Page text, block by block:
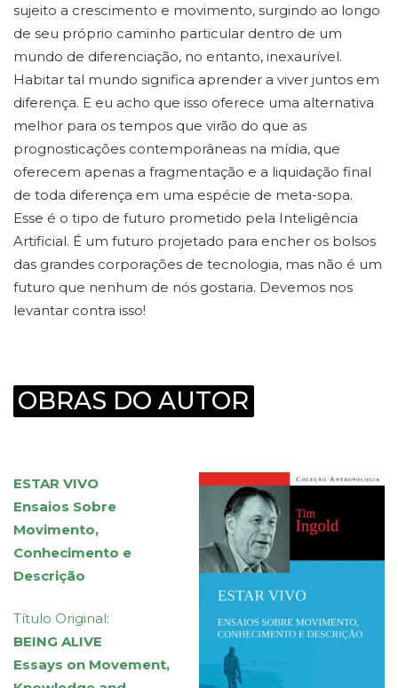
sujeito a crescimento e movimento, surgindo ao longo
de seu próprio caminho particular dentro de um
mundo de diferenciação, no entanto, inexaurível.
Habitar tal mundo significa aprender a viver juntos em
diferença. E eu acho que isso oferece uma alternativa
melhor para os tempos que virão do que as
prognosticações contemporâneas na mídia, que
oferecem apenas a fragmentação e a liquidação final
de toda diferença em uma espécie de meta-sopa.
Esse é o tipo de futuro prometido pela Inteligência
Artificial. É um futuro projetado para encher os bolsos
das grandes corporações de tecnologia, mas não é um
futuro que nenhum de nós gostaria. Devemos nos
levantar contra isso!
OBRAS DO AUTOR
ESTAR VIVO
Ensaios Sobre
Movimento,
Conhecimento e
Descrição
Título Original:
BEING ALIVE
Essays on Movement,